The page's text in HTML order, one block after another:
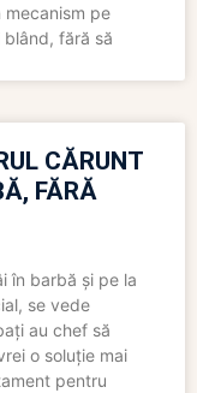
mecanism pe
fără să
CĂRUNT
FĂRĂ
în barbă și pe la
se vede
au chef să
o soluție mai
pentru